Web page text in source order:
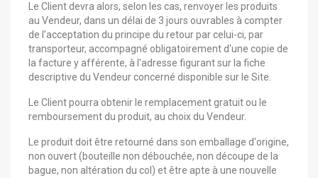
Le Client devra alors, selon les cas, renvoyer les produits
au Vendeur, dans un délai de 3 jours ouvrables à compter
de l’acceptation du principe du retour par celui-ci, par
transporteur, accompagné obligatoirement d'une copie de
la facture y afférente, à l'adresse figurant sur la fiche
descriptive du Vendeur concerné disponible sur le Site.
Le Client pourra obtenir le remplacement gratuit ou le
remboursement du produit, au choix du Vendeur.
Le produit doit être retourné dans son emballage d'origine,
non ouvert (bouteille non débouchée, non découpe de la
bague, non altération du col) et être apte à une nouvelle